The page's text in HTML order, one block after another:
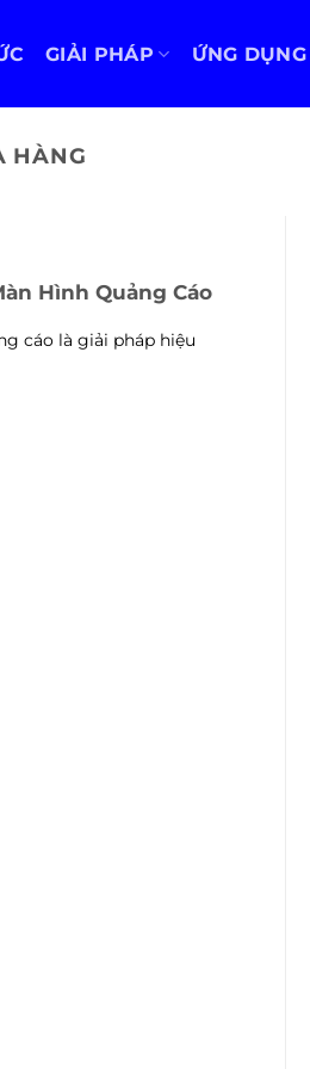
GIẢI PHÁP ỨNG DỤNG
HÀNG
Hình Quảng Cáo
cáo là giải pháp hiệu